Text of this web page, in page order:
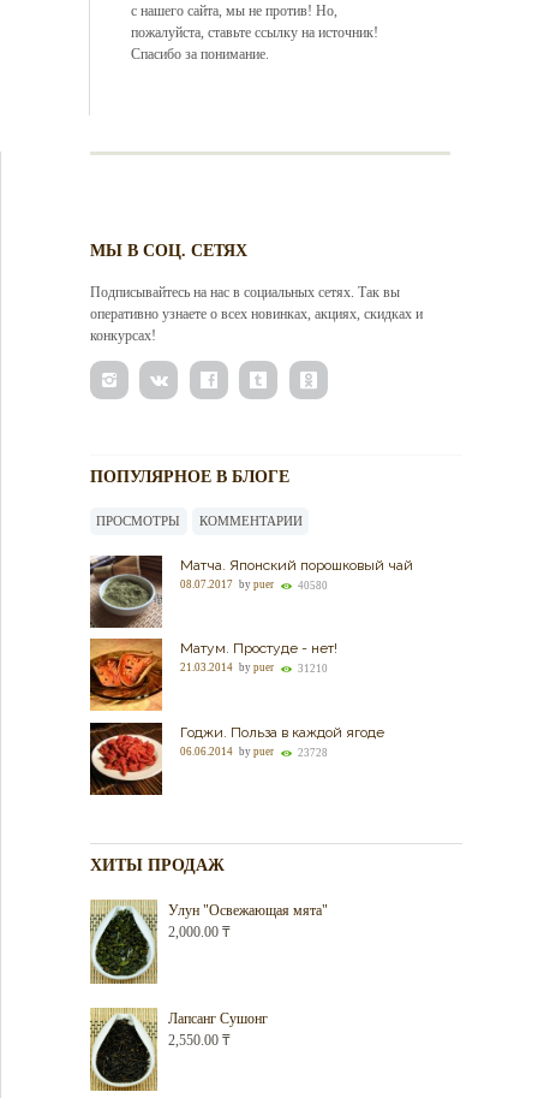
с нашего сайта, мы не против! Но,
пожалуйста, ставьте ссылку на источник!
Спасибо за понимание.
МЫ В СОЦ. СЕТЯХ
Подписывайтесь на нас в социальных сетях. Так вы
оперативно узнаете о всех новинках, акциях, скидках и
конкурсах!
ПОПУЛЯРНОЕ В БЛОГЕ
ПРОСМОТРЫ КОММЕНТАРИИ
Матча. Японский порошковый чай
08.07.2017 by puer 40580
Матум. Простуде - нет!
21.03.2014 by puer 31210
Годжи. Польза в каждой ягоде
06.06.2014 by puer 23728
ХИТЫ ПРОДАЖ
Улун "Освежающая мята"
2,000.00 ₸
Лапсанг Сушонг
2,550.00 ₸